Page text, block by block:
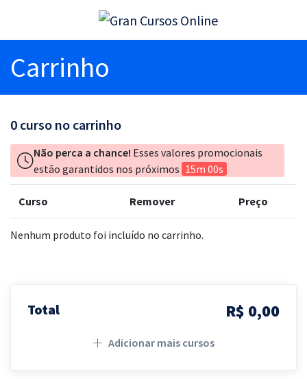
Carrinho
0 curso no carrinho
Não perca a chance! Esses valores promocionais
estão garantidos nos próximos 15m 00s
Curso Remover Preço
Nenhum produto foi incluído no carrinho.
Total R$ 0,00
Adicionar mais cursos